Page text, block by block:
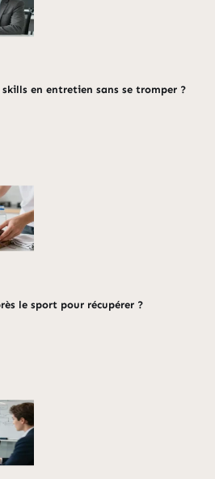
en entretien sans se tromper ?
le sport pour récupérer ?